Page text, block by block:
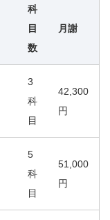
科
目
数
月謝
3
科
目
42,300
円
5
科
目
51,000
円